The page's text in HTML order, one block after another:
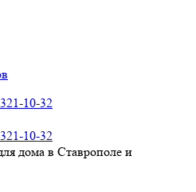
10-32
10-32
дома в Ставрополе и